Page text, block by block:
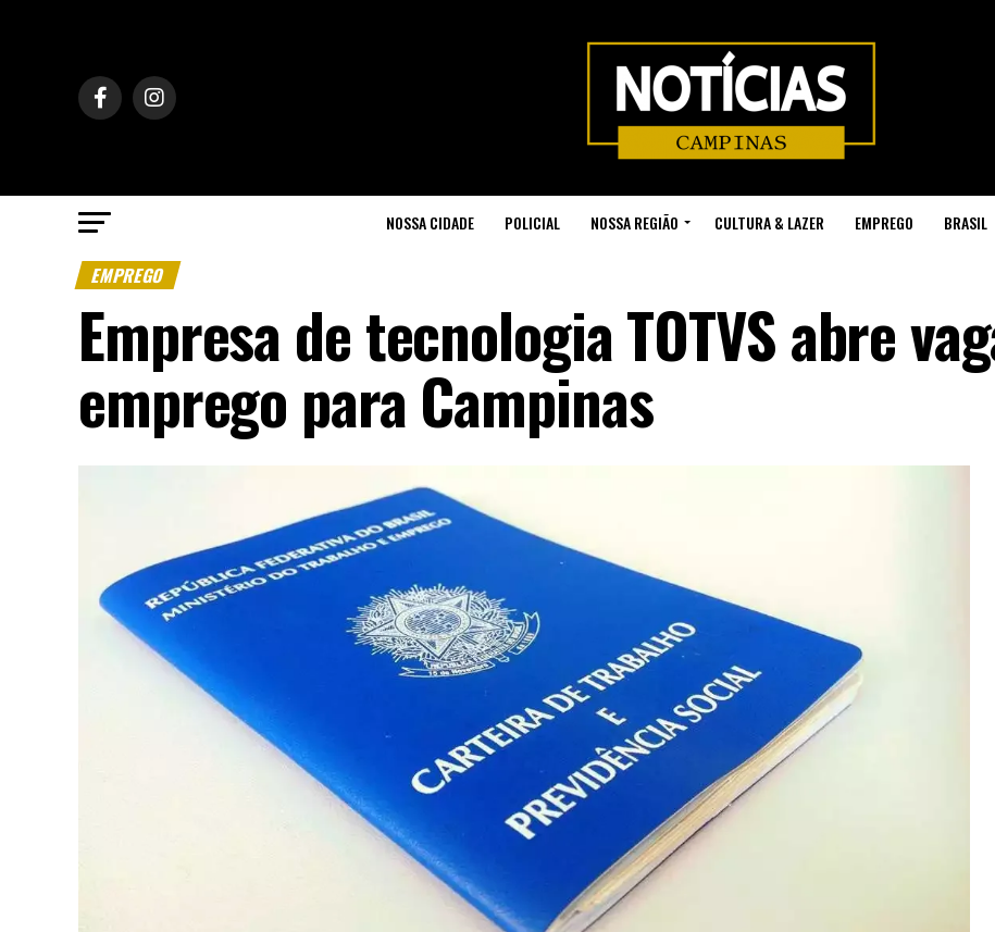
NOSSA CIDADE POLICIAL NOSSA REGIÃO CULTURA & LAZER EMPREGO BRASIL
EMPREGO
Empresa de tecnologia TOTVS abre
emprego para Campinas